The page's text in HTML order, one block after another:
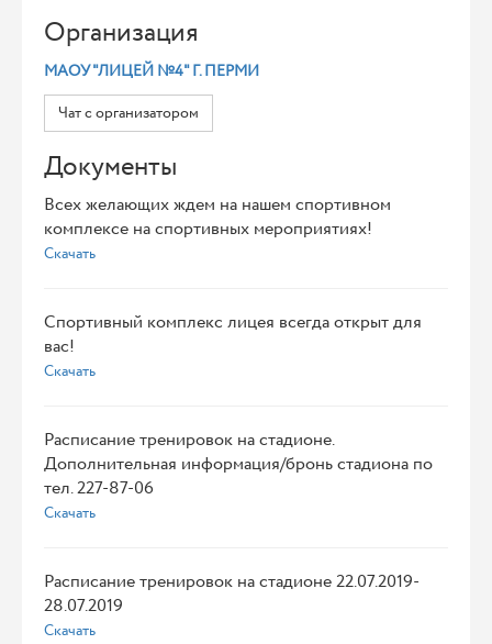
Организация
МАОУ "ЛИЦЕЙ №4" Г. ПЕРМИ
Чат с организатором
Документы
Всех желающих ждем на нашем спортивном
комплексе на спортивных мероприятиях!
Скачать
Спортивный комплекс лицея всегда открыт для
вас!
Скачать
Расписание тренировок на стадионе.
Дополнительная информация/бронь стадиона по
тел. 227-87-06
Скачать
Расписание тренировок на стадионе 22.07.2019-
28.07.2019
Скачать